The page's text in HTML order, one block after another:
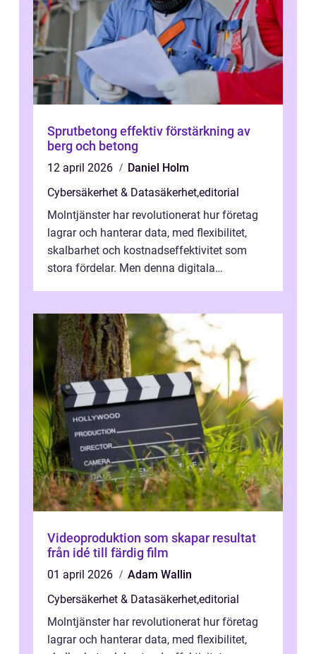
Sprutbetong effektiv förstärkning av
berg och betong
12 april 2026
Daniel Holm
Cybersäkerhet & Datasäkerhet,editorial
Molntjänster har revolutionerat hur företag
lagrar och hanterar data, med flexibilitet,
skalbarhet och kostnadseffektivitet som
stora fördelar. Men denna digitala
Videoproduktion som skapar resultat
från idé till färdig film
01 april 2026
Adam Wallin
Cybersäkerhet & Datasäkerhet,editorial
Molntjänster har revolutionerat hur företag
lagrar och hanterar data, med flexibilitet,